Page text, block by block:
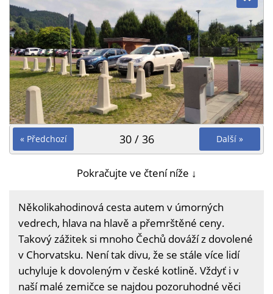
« Předchozí Další »
30 / 36
Pokračujte ve čtení níže ↓
Několikahodinová cesta autem v úmorných
vedrech, hlava na hlavě a přemrštěné ceny.
Takový zážitek si mnoho Čechů dováží z dovolené
v Chorvatsku. Není tak divu, že se stále více lidí
uchyluje k dovoleným v české kotlině. Vždyť i v
naší malé zemičce se najdou pozoruhodné věci